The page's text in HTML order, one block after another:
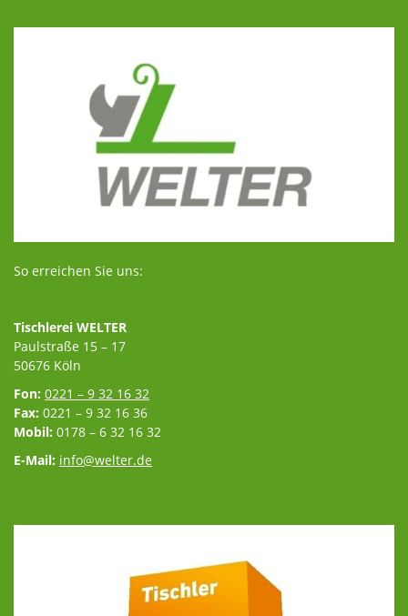
So erreichen Sie uns:
Tischlerei WELTER
Paulstraße 15 – 17
50676 Köln
Fon: 0221 – 9 32 16 32
Fax: 0221 – 9 32 16 36
Mobil: 0178 – 6 32 16 32
E-Mail: info@welter.de